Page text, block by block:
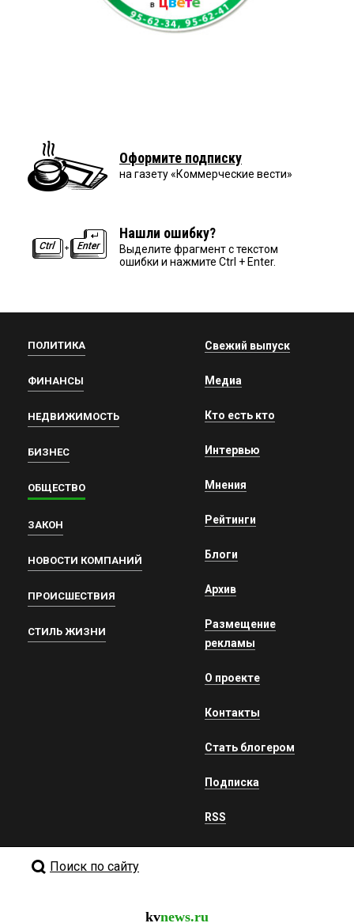
Оформите подписку
на газету «Коммерческие вести»
Нашли ошибку?
Выделите фрагмент с текстом
ошибки и нажмите Ctrl + Enter.
ПОЛИТИКА
ФИНАНСЫ
НЕДВИЖИМОСТЬ
БИЗНЕС
ОБЩЕСТВО
ЗАКОН
НОВОСТИ КОМПАНИЙ
ПРОИСШЕСТВИЯ
СТИЛЬ ЖИЗНИ
Свежий выпуск
Медиа
Кто есть кто
Интервью
Мнения
Рейтинги
Блоги
Архив
Размещение
рекламы
О проекте
Контакты
Стать блогером
Подписка
RSS
Поиск по сайту
kvnews.ru